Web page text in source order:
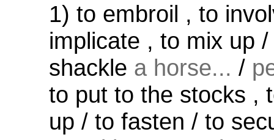
1) to embroil , to
implicate , to mix up
shackle a horse... /
to put to the stocks ,
up / to fasten / to